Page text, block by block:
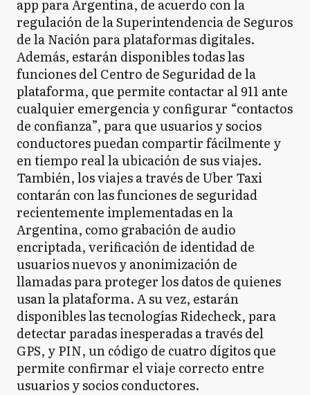
app para Argentina, de acuerdo con la
regulación de la Superintendencia de Seguros
de la Nación para plataformas digitales.
Además, estarán disponibles todas las
funciones del Centro de Seguridad de la
plataforma, que permite contactar al 911 ante
cualquier emergencia y configurar “contactos
de confianza”, para que usuarios y socios
conductores puedan compartir fácilmente y
en tiempo real la ubicación de sus viajes.
También, los viajes a través de Uber Taxi
contarán con las funciones de seguridad
recientemente implementadas en la
Argentina, como grabación de audio
encriptada, verificación de identidad de
usuarios nuevos y anonimización de
llamadas para proteger los datos de quienes
usan la plataforma. A su vez, estarán
disponibles las tecnologías Ridecheck, para
detectar paradas inesperadas a través del
GPS, y PIN, un código de cuatro dígitos que
permite confirmar el viaje correcto entre
usuarios y socios conductores.